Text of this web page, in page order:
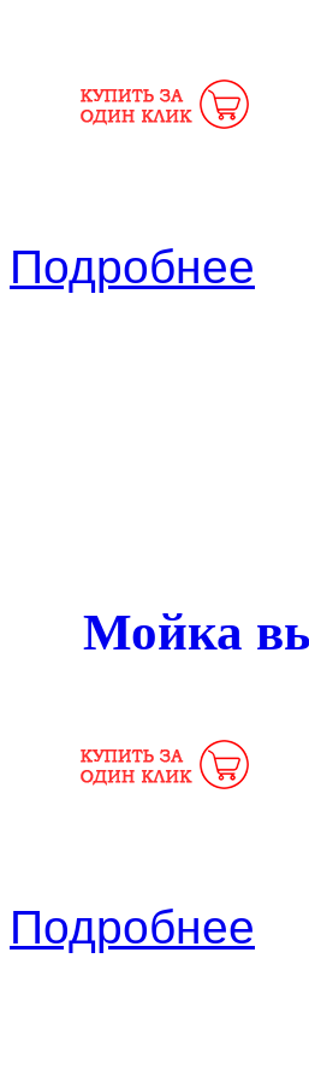
Подробнее
Мойка
Подробнее